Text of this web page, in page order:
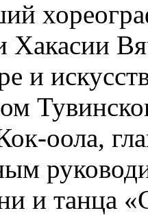
Хакасии
и
оола,
и танца